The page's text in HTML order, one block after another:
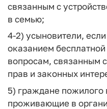
связанным с
в семью;
4-2) усыновители,
оказанием
вопросам, связанным
прав и законных
5) граждане пожилого
проживающие в